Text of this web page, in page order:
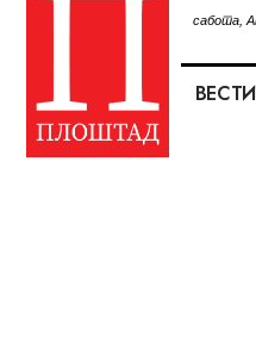
сабота,
ВЕСТИ